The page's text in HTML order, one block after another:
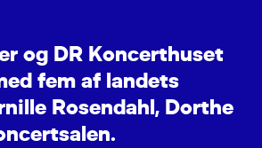
r og DR Koncerthuset
ed fem af landets
nille Rosendahl, Dorthe
ncertsalen.